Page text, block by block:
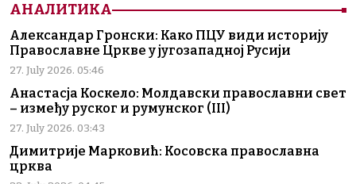
АНАЛИТИКА
Александар Гронски: Како ПЦУ види историју
Православне Цркве у југозападној Русији
27. July 2026. 05:46
Анастасја Коскело: Молдавски православни свет
– између руског и румунског (III)
27. July 2026. 03:43
Димитрије Марковић: Косовска православна
црква